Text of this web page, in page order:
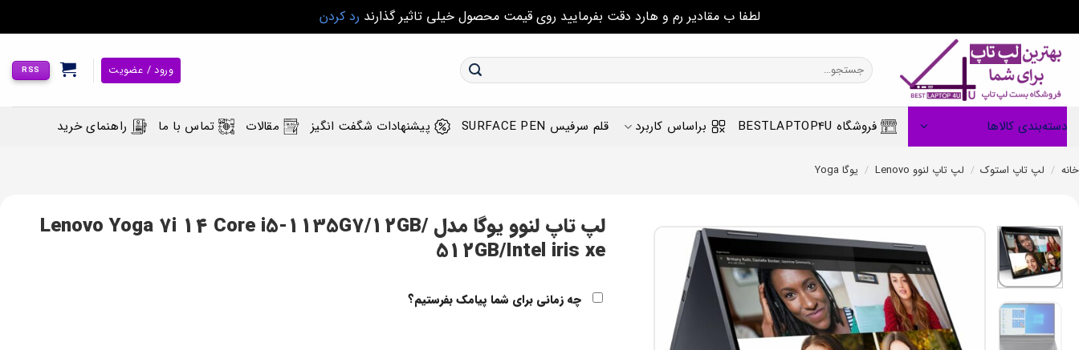
لطفا ب مقادیر رم و هارد دقت بفرمایید روی قیمت محصول خیلی تاثیر گذارند رد کردن
content
جستجو
برای:
ورود / عضویت RSS
دسته‌بندی کالاها فروشگاه BESTLAPTOP4U براساس کاربرد قلم سرفیس SURFACE PEN پیشنهادات شگفت انگیز مقالات تماس با ما راهنمای خرید
خانه / لپ تاپ استوک / لپ تاپ لنوو Lenovo / یوگا Yoga
لپ تاپ لنوو یوگا مدل Lenovo Yoga 7i 14 Core i5-1135G7/12GB/
512GB/Intel iris xe
چه زمانی برای شما پیامک بفرستیم؟